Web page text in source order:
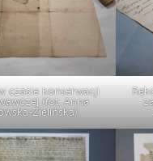
czasie konserwacji
(fot. Anna
Zielińska)